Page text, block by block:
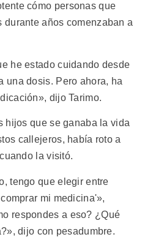
cómo personas que
durante años comenzaban a
he estado cuidando desde
una dosis. Pero ahora, ha
dijo Tarimo.
hijos que se ganaba la vida
callejeros, había roto a
la visitó.
tengo que elegir entre
mi medicina'»,
respondes a eso? ¿Qué
dijo con pesadumbre.